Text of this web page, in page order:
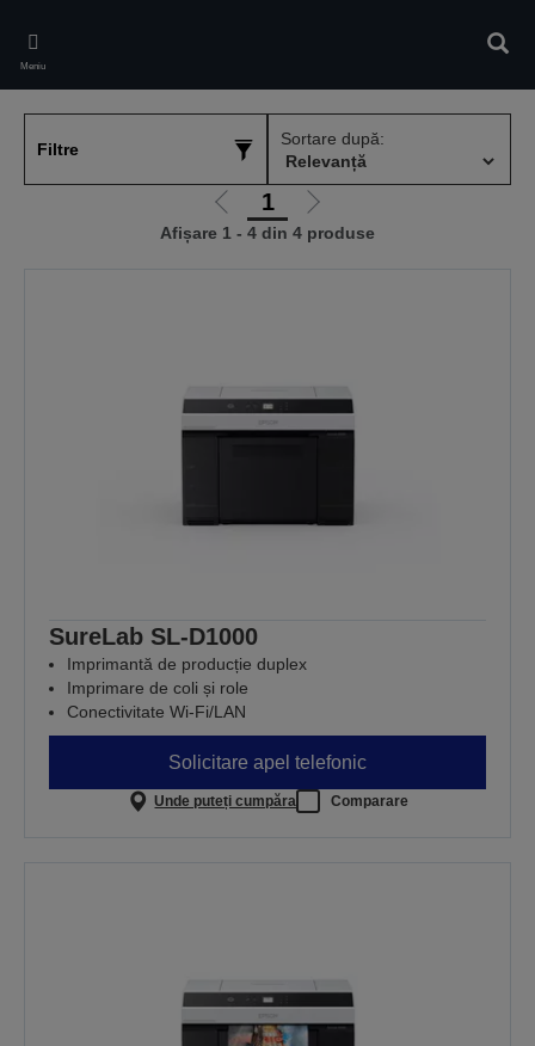
main
content
Meniu
Filtre
Sortare după:
Mergi
la
1
Mergi
la
Afișare 1 - 4 din 4 produse
SureLab SL-D1000
Imprimantă de producție duplex
Imprimare de coli și role
Conectivitate Wi-Fi/LAN
Solicitare apel telefonic
Unde puteți cumpăra Comparare